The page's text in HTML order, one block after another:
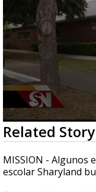
0
seconds
of
1
minute,
2
Related Story
MISSION - Algunos
escolar Sharyland